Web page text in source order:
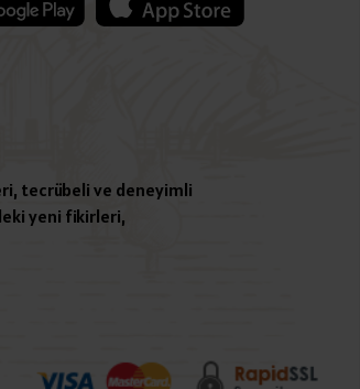
tecrübeli ve deneyimli
yeni fikirleri,